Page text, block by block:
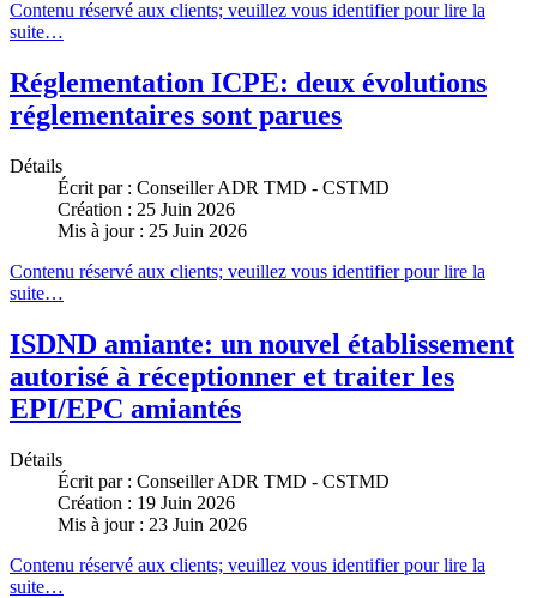
Contenu réservé aux clients; veuillez vous identifier pour lire la
suite…
Réglementation ICPE: deux évolutions
réglementaires sont parues
Détails
Écrit par : Conseiller ADR TMD - CSTMD
Création : 25 Juin 2026
Mis à jour : 25 Juin 2026
Contenu réservé aux clients; veuillez vous identifier pour lire la
suite…
ISDND amiante: un nouvel établissement
autorisé à réceptionner et traiter les
EPI/EPC amiantés
Détails
Écrit par : Conseiller ADR TMD - CSTMD
Création : 19 Juin 2026
Mis à jour : 23 Juin 2026
Contenu réservé aux clients; veuillez vous identifier pour lire la
suite…